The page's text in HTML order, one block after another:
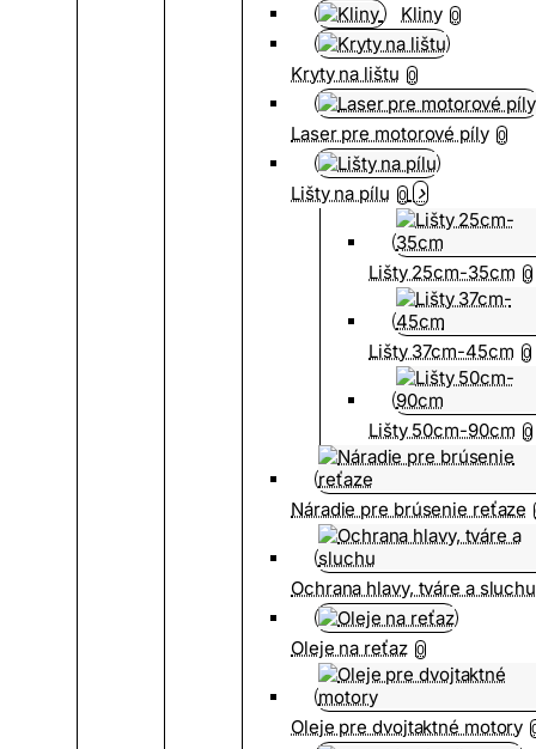
Kliny 0
Kryty na lištu 0
Laser pre motorové píly 0
Lišty na pílu 0
Lišty 25cm-35cm 0
Lišty 37cm-45cm 0
Lišty 50cm-90cm 0
Náradie pre brúsenie reťaze
Ochrana hlavy, tváre a sluchu
Oleje na reťaz 0
Oleje pre dvojtaktné motory